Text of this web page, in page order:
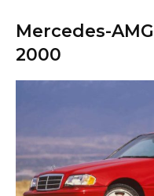
Mercedes-
2000